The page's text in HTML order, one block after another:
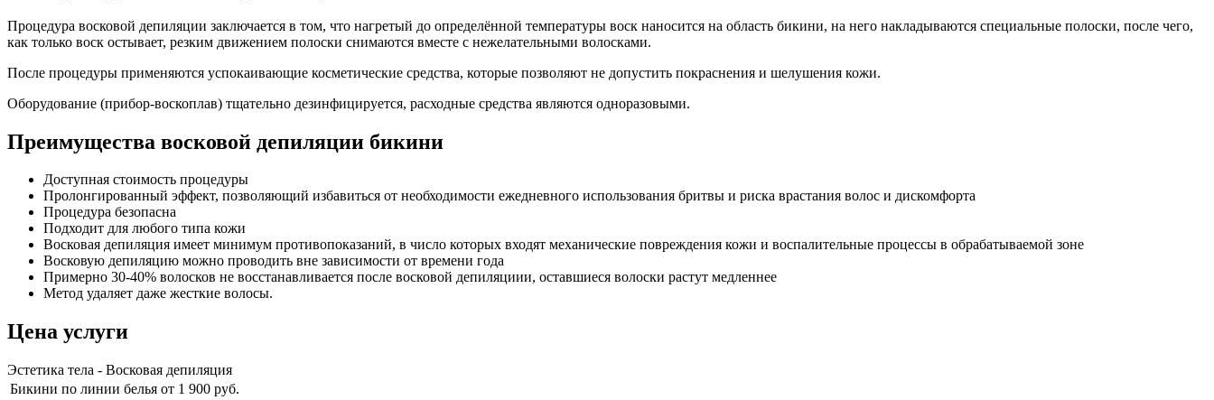
Процедура восковой депиляции заключается в том, что нагретый до определённой температуры воск наносится на область бикини, на него накладываются специальные полоски, после чего,
как только воск остывает, резким движением полоски снимаются вместе с нежелательными волосками.
После процедуры применяются успокаивающие косметические средства, которые позволяют не допустить покраснения и шелушения кожи.
Оборудование (прибор-воскоплав) тщательно дезинфицируется, расходные средства являются одноразовыми.
Преимущества восковой депиляции бикини
Доступная стоимость процедуры
Пролонгированный эффект, позволяющий избавиться от необходимости ежедневного использования бритвы и риска врастания волос и дискомфорта
Процедура безопасна
Подходит для любого типа кожи
Восковая депиляция имеет минимум противопоказаний, в число которых входят механические повреждения кожи и воспалительные процессы в обрабатываемой зоне
Восковую депиляцию можно проводить вне зависимости от времени года
Примерно 30-40% волосков не восстанавливается после восковой депиляциии, оставшиеся волоски растут медленнее
Метод удаляет даже жесткие волосы.
Цена услуги
Эстетика тела - Восковая депиляция
Бикини по линии белья от 1 900 руб.